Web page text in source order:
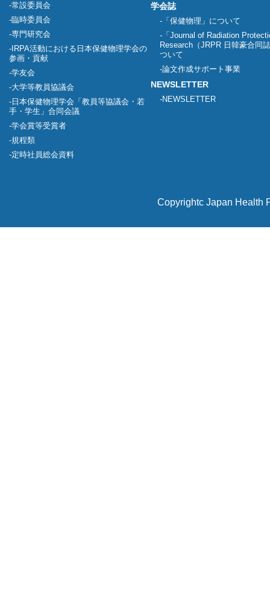
常設委員会
臨時委員会
専門研究会
IRPA活動における日本保健物理学会の
参画・貢献
学友会
大学等教員協議会
日本保健物理学会「教員等協議会・若
手・学生」合同会議
学会賞等受賞者
規程類
定時社員総会資料
学会誌
「保健物理」について
「Journal of Radiation
Research（JRPR 日韓豪合同
ついて
論文作成サポート事業
NEWSLETTER
NEWSLETTER
Copyrightc Japan Health